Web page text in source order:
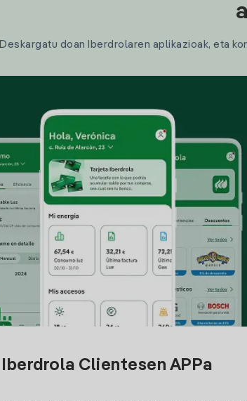
Deskargatu doan Iberdrolaren aplikazioak, eta
Iberdrola Clientesen APPa